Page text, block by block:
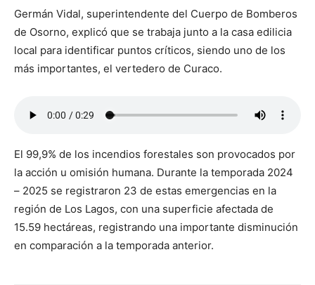
Germán Vidal, superintendente del Cuerpo de Bomberos
de Osorno, explicó que se trabaja junto a la casa edilicia
local para identificar puntos críticos, siendo uno de los
más importantes, el vertedero de Curaco.
El 99,9% de los incendios forestales son provocados por
la acción u omisión humana. Durante la temporada 2024
– 2025 se registraron 23 de estas emergencias en la
región de Los Lagos, con una superficie afectada de
15.59 hectáreas, registrando una importante disminución
en comparación a la temporada anterior.